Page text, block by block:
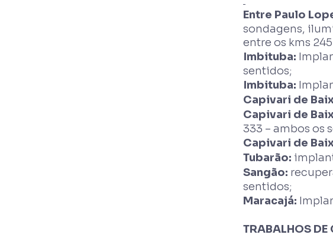
Entre Paulo
sondagens,
entre os kms
Imbituba:
sentidos;
Imbituba:
Capivari de
Capivari de
333 – ambos os
Capivari de
Tubarão:
Sangão:
sentidos;
Maracajá:
TRABALHOS